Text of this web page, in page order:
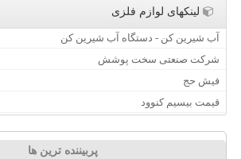
لینکهای لوازم فلزی
آب شیرین کن - دستگاه آب شیرین کن
شرکت صنعتی سخت پوشش
فیش حج
قیمت بیسیم کنوود
پربیننده ترین ها